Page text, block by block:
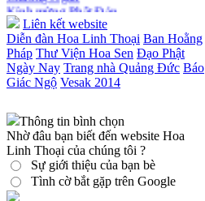
Anh không chết đâu em
Kiếp này
Liên kết website
Diễn đàn Hoa Linh Thoại Ban Hoằng
Pháp Thư Viện Hoa Sen Đạo Phật
Ngày Nay Trang nhà Quảng Đức Báo
Giác Ngộ Vesak 2014
Thông tin bình chọn
Nhờ đâu bạn biết đến website Hoa
Linh Thoại của chúng tôi ?
Sự giới thiệu của bạn bè
Tình cờ bắt gặp trên Google